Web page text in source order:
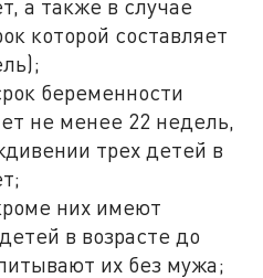
а также в случае
которой составляет
беременности
не менее 22 недель,
трех детей в
них имеют
в возрасте до
их без мужа;